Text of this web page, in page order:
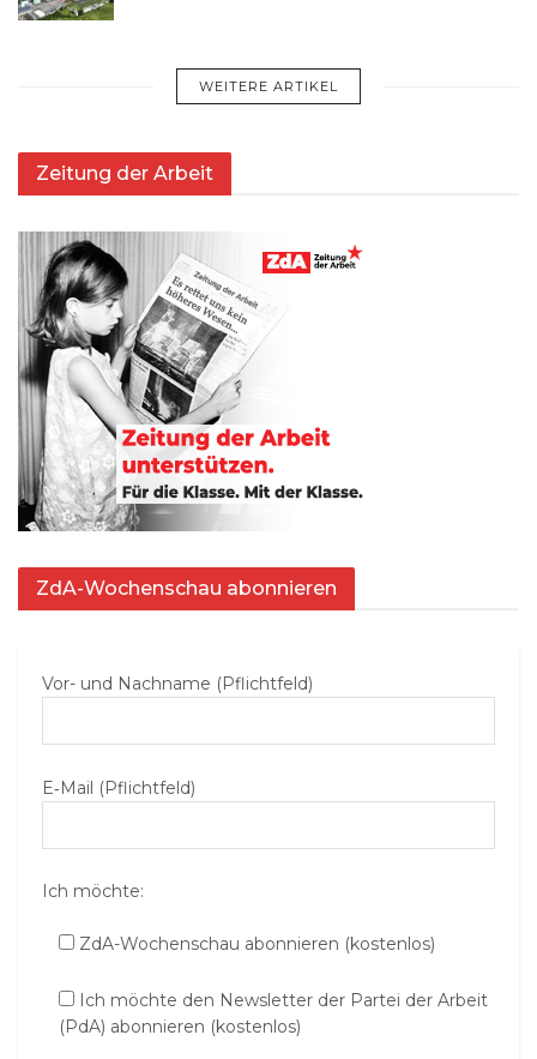
WEITERE ARTIKEL
Zeitung der Arbeit
ZdA-Wochenschau abonnieren
Vor- und Nachname (Pflichtfeld)
E‑Mail (Pflichtfeld)
Ich möchte:
ZdA-Wochenschau abonnieren (kostenlos)
Ich möchte den Newsletter der Partei der Arbeit
(PdA) abonnieren (kostenlos)